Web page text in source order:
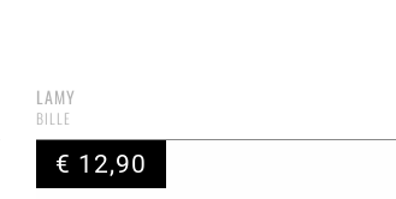
LAMY
BILLE
€ 12,90